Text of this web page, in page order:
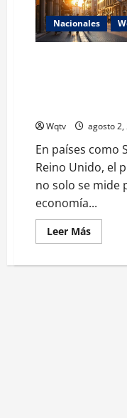
Nacionales
Wqtv agosto 2,
En países como
Reino Unido, el
no solo se mide
economía...
Leer Más